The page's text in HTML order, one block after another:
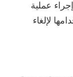
عملية
لإلغاء